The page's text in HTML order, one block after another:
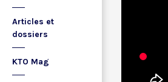
Articles et
dossiers
KTO Mag